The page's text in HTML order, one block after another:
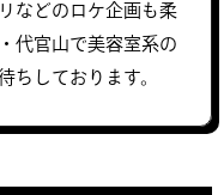
などのロケ企画も柔
代官山で美容室系の
ちしております。